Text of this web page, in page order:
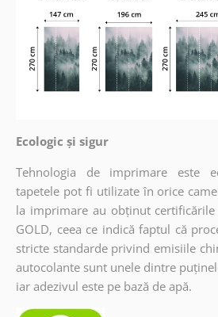
Ecologic și sigur
Tehnologia de imprimare este
tapetele pot fi utilizate în orice
la imprimare au obținut certificările
GOLD, ceea ce indică faptul că
stricte standarde privind emisiile
autocolante sunt unele dintre
iar adezivul este pe bază de apă.